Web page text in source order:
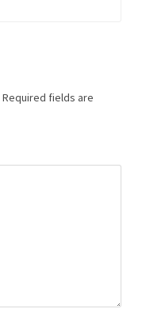
Required fields are